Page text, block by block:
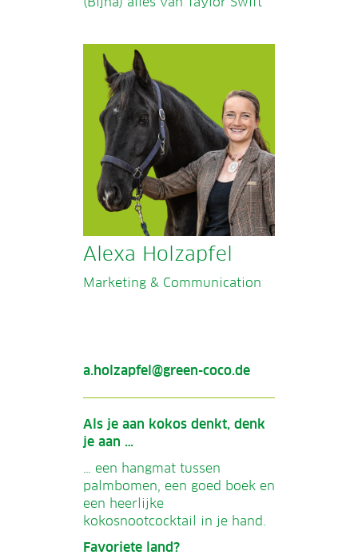
Alexa Holzapfel
Marketing & Communication
a.holzapfel@green-coco.de
Als je aan kokos denkt, denk
je aan …
… een hangmat tussen
palmbomen, een goed boek en
een heerlijke
kokosnootcocktail in je hand.
Favoriete land?